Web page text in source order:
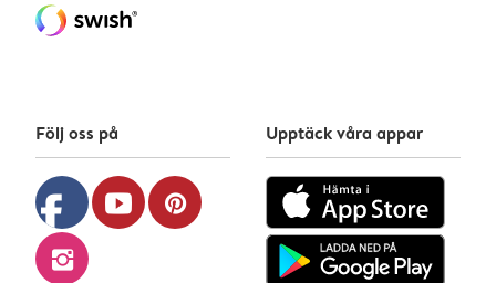
Följ oss på
facebook youtube pinterest
instagram
Upptäck våra appar